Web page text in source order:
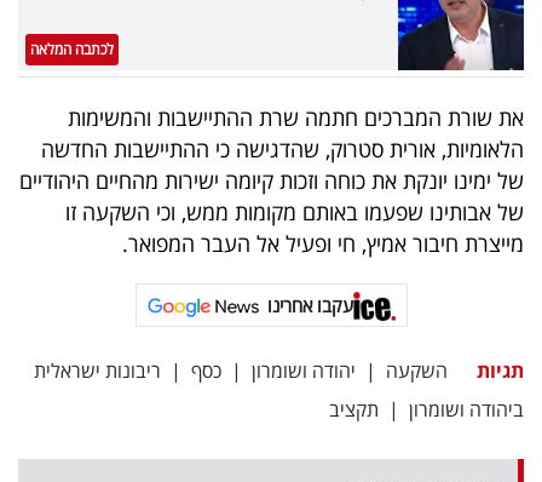
לכתבה המלאה
את שורת המברכים חתמה שרת ההתיישבות והמשימות
הלאומיות, אורית סטרוק, שהדגישה כי ההתיישבות החדשה
של ימינו יונקת את כוחה וזכות קיומה ישירות מהחיים היהודיים
של אבותינו שפעמו באותם מקומות ממש, וכי השקעה זו
מייצרת חיבור אמיץ, חי ופעיל אל העבר המפואר.
עקבו אחרינו
תגיות השקעה | יהודה ושומרון | כסף | ריבונות ישראלית
ביהודה ושומרון | תקציב